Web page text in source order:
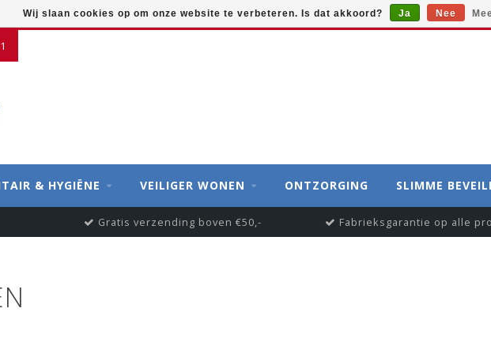
& HYGIËNE VEILIGER WONEN ONTZORGING SLIMME
Gratis verzending boven €50,- Fabrieksgarantie op alle
Wij slaan cookies op om onze website te verbeteren. Is dat akkoord? Ja Nee